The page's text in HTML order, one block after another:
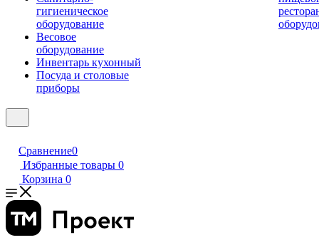
гигиеническое
оборудование
Весовое
оборудование
Инвентарь кухонный
Посуда и столовые
приборы
Сравнение0
Избранные товары 0
Корзина 0